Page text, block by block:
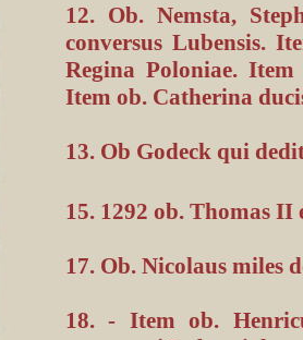
12. Ob. Nemsta,
conversus Lubensis.
Regina Poloniae.
Item ob. Catherina
13. Ob Godeck qui
15. 1292 ob. Thomas
17. Ob. Nicolaus miles
18. - Item ob.